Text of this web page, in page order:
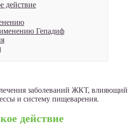
действие
Гепадиф
заболеваний ЖКТ, влияющий
и систему пищеварения.
действие